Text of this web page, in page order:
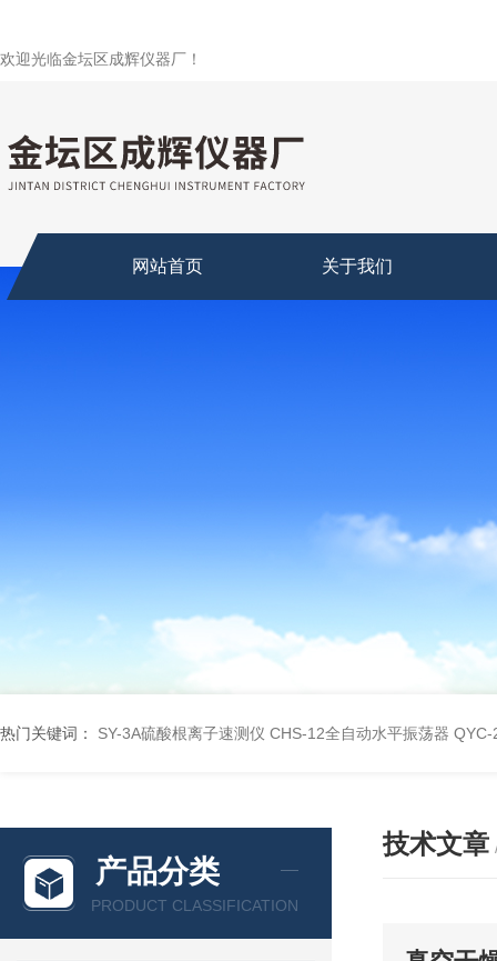
欢迎光临金坛区成辉仪器厂！
网站首页 关于我们
热门关键词： SY-3A硫酸根离子速测仪 CHS-12全自动水平振荡器 QYC-
产品分类
PRODUCT CLASSIFICATION
技术文章